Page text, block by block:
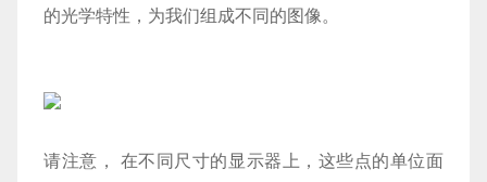
的光学特性，为我们组成不同的图像。
请注意， 在不同尺寸的显示器上，这些点的单位面